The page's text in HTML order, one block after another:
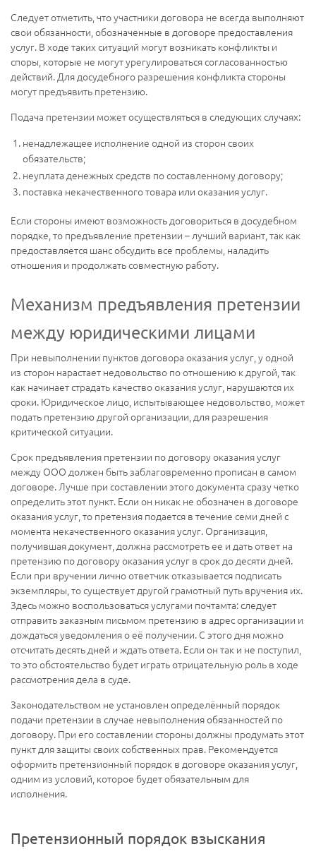
Следует отметить, что участники договора не всегда выполняют
свои обязанности, обозначенные в договоре предоставления
услуг. В ходе таких ситуаций могут возникать конфликты и
споры, которые не могут урегулироваться согласованностью
действий. Для досудебного разрешения конфликта стороны
могут предъявить претензию.
Подача претензии может осуществляться в следующих случаях:
ненадлежащее исполнение одной из сторон своих
обязательств;
неуплата денежных средств по составленному договору;
поставка некачественного товара или оказания услуг.
Если стороны имеют возможность договориться в досудебном
порядке, то предъявление претензии – лучший вариант, так как
предоставляется шанс обсудить все проблемы, наладить
отношения и продолжать совместную работу.
Механизм предъявления претензии
между юридическими лицами
При невыполнении пунктов договора оказания услуг, у одной
из сторон нарастает недовольство по отношению к другой, так
как начинает страдать качество оказания услуг, нарушаются их
сроки. Юридическое лицо, испытывающее недовольство, может
подать претензию другой организации, для разрешения
критической ситуации.
Срок предъявления претензии по договору оказания услуг
между ООО должен быть заблаговременно прописан в самом
договоре. Лучше при составлении этого документа сразу четко
определить этот пункт. Если он никак не обозначен в договоре
оказания услуг, то претензия подается в течение семи дней с
момента некачественного оказания услуг. Организация,
получившая документ, должна рассмотреть ее и дать ответ на
претензию по договору оказания услуг в срок до десяти дней.
Если при вручении лично ответчик отказывается подписать
экземпляры, то существует другой грамотный путь вручения их.
Здесь можно воспользоваться услугами почтамта: следует
отправить заказным письмом претензию в адрес организации и
дождаться уведомления о её получении. С этого дня можно
отсчитать десять дней и ждать ответа. Если он так и не поступил,
то это обстоятельство будет играть отрицательную роль в ходе
рассмотрения дела в суде.
Законодательством не установлен определённый порядок
подачи претензии в случае невыполнения обязанностей по
договору. При его составлении стороны должны продумать этот
пункт для защиты своих собственных прав. Рекомендуется
оформить претензионный порядок в договоре оказания услуг,
одним из условий, которое будет обязательным для
исполнения.
Претензионный порядок взыскания